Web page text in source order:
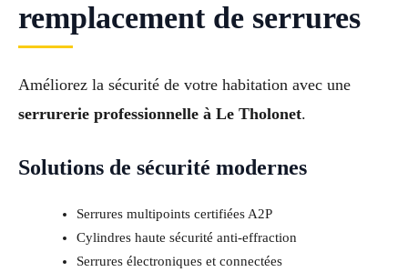
remplacement de serrures
Améliorez la sécurité de votre habitation avec une
serrurerie professionnelle à Le Tholonet.
Solutions de sécurité modernes
Serrures multipoints certifiées A2P
Cylindres haute sécurité anti-effraction
Serrures électroniques et connectées